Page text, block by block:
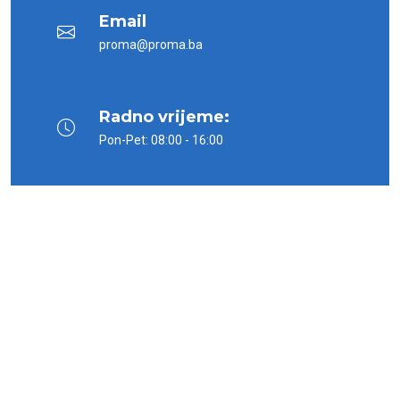
Email
proma@proma.ba
Radno vrijeme:
Pon-Pet: 08:00 - 16:00